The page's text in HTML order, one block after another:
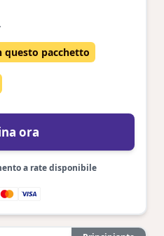
questo pacchetto
ora
a rate disponibile